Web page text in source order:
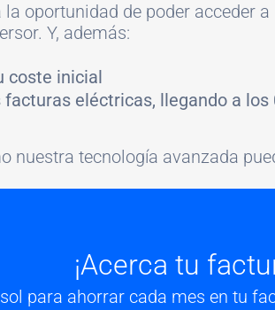
la oportunidad de poder acceder
Y, además:
coste inicial
eléctricas, llegando a los
nuestra tecnología avanzada
¡Acerca tu
para ahorrar cada mes en tu